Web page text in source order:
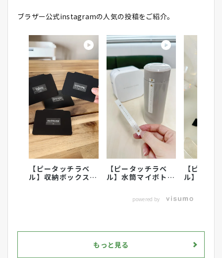
ブラザー公式instagramの人気の投稿をご紹介。
【ピータッチラベ
ル】収納ボックスの
【ピータッチラベ
ル】水筒マイボトル
【ピータ
ル】こど
powered by
もっと見る